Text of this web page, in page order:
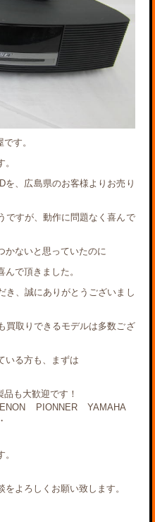
す。
、広島県のお客様よりお売り
ですが、動作に問題なく喜んで
かないと思っていたのに
で頂きました。
き、誠にありがとうございまし
買取りできるモデルは多数ござ
いる方も、まずは
も大歓迎です！
PIONNER YAMAHA
よろしくお願い致します。